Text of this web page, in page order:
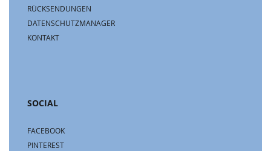
RÜCKSENDUNGEN
DATENSCHUTZMANAGER
KONTAKT
SOCIAL
FACEBOOK
PINTEREST